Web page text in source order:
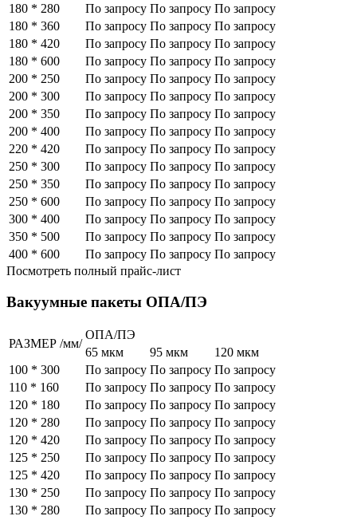
180 * 280
По запросу По запросу По запросу
180 * 360
По запросу По запросу По запросу
180 * 420
По запросу По запросу По запросу
180 * 600
По запросу По запросу По запросу
200 * 250
По запросу По запросу По запросу
200 * 300
По запросу По запросу По запросу
200 * 350
По запросу По запросу По запросу
200 * 400
По запросу По запросу По запросу
220 * 420
По запросу По запросу По запросу
250 * 300
По запросу По запросу По запросу
250 * 350
По запросу По запросу По запросу
250 * 600
По запросу По запросу По запросу
300 * 400
По запросу По запросу По запросу
350 * 500
По запросу По запросу По запросу
400 * 600
По запросу По запросу По запросу
Посмотреть полный прайс-лист
Вакуумные пакеты ОПА/ПЭ
РАЗМЕР /мм/
ОПА/ПЭ
65 мкм
95 мкм
120 мкм
100 * 300
По запросу По запросу По запросу
110 * 160
По запросу По запросу По запросу
120 * 180
По запросу По запросу По запросу
120 * 280
По запросу По запросу По запросу
120 * 420
По запросу По запросу По запросу
125 * 250
По запросу По запросу По запросу
125 * 420
По запросу По запросу По запросу
130 * 250
По запросу По запросу По запросу
130 * 280
По запросу По запросу По запросу